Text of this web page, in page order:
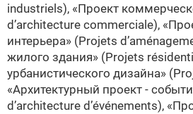
industriels), «Проект
d’architecture commerciale),
интерьера» (Projets
жилого здания» (Projets
урбанистического дизайна»
«Архитектурный проект -
d’architecture d’événements),